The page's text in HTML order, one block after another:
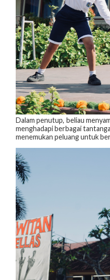
Dalam penutup, beliau
menghadapi berbagai
menemukan peluang untuk